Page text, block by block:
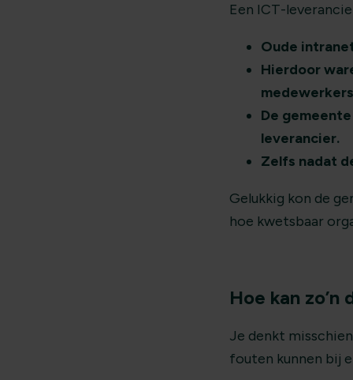
Een ICT-
Oude
Hierdoor
De
leverancier.
Zelfs nadat
Gelukkig kon de
hoe kwetsbaar
Hoe kan
Je denkt
fouten kunnen bij